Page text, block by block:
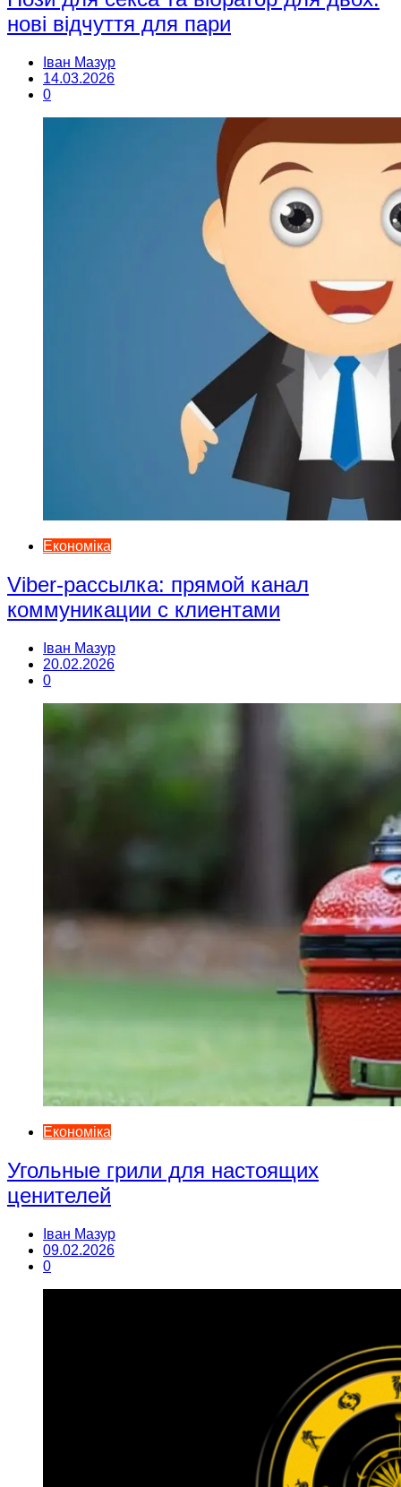
нові відчуття для пари
Іван Мазур
14.03.2026
0
Економіка
Viber-рассылка: прямой канал
коммуникации с клиентами
Іван Мазур
20.02.2026
0
Економіка
Угольные грили для настоящих
ценителей
Іван Мазур
09.02.2026
0